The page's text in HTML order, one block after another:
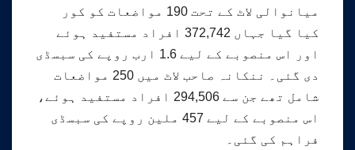
میانوالی لاٹ کے تحت 190 مواضعات کو کور
کیا گیا جہاں 372,742 افراد مستفید ہوئے
اور اس منصوبے کے لیے 1.6 ارب روپے کی سبسڈی
دی گئی۔ ننکانہ صاحب لاٹ میں 250 مواضعات
شامل تھے جن سے 294,506 افراد مستفید ہوئے،
اس منصوبے کے لیے 457 ملین روپے کی سبسڈی
فراہم کی گئی۔